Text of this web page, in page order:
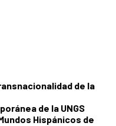
de la
de la UNGS
Hispánicos de